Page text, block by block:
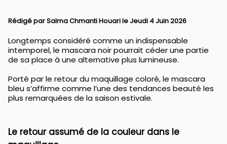
Rédigé parSalma Chmanti Houarile Jeudi 4 Juin 2026
Longtemps considéré comme un indispensable
intemporel, le mascara noir pourrait céder une partie
de sa place à une alternative plus lumineuse.
Porté par le retour du maquillage coloré, le mascara
bleu s’affirme comme l’une des tendances beauté les
plus remarquées de la saison estivale.
Le retour assumé de la couleur dans le